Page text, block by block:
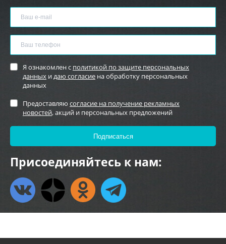
Я ознакомлен с политикой по защите персональных
данных и даю согласие на обработку персональных
данных
Предоставляю согласие на получение рекламных
новостей, акций и персональных предложений
Присоединяйтесь к нам: